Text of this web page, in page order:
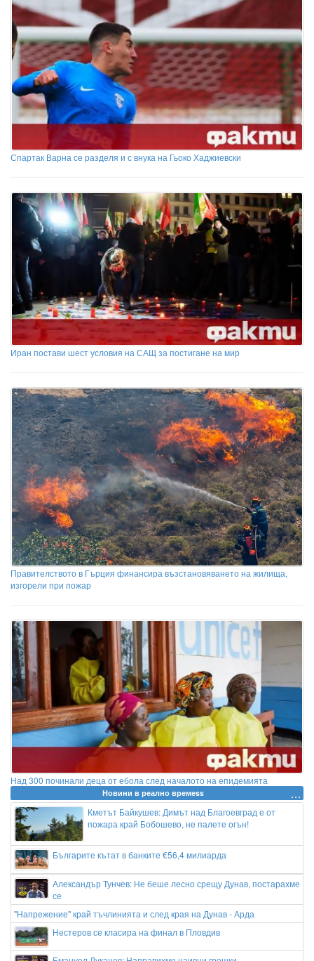
Спартак Варна се разделя и с внука на Гьоко Хаджиевски
Иран постави шест условия на САЩ за постигане на мир
Правителството в Гърция финансира възстановяването на жилища,
изгорели при пожар
Над 300 починали деца от ебола след началото на епидемията
Новини в реално времеss
Кметът Байкушев: Димът над Благоевград е от
пожара край Бобошево, не палете огън!
Българите кътат в банките €56,4 милиарда
Александър Тунчев: Не беше лесно срещу Дунав, постарахме
се
"Напрежение" край тъчлинията и след края на Дунав - Арда
Нестеров се класира на финал в Пловдив